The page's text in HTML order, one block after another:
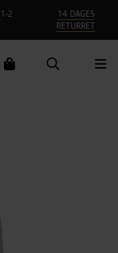
1-2
14 DAGES
RETURRET